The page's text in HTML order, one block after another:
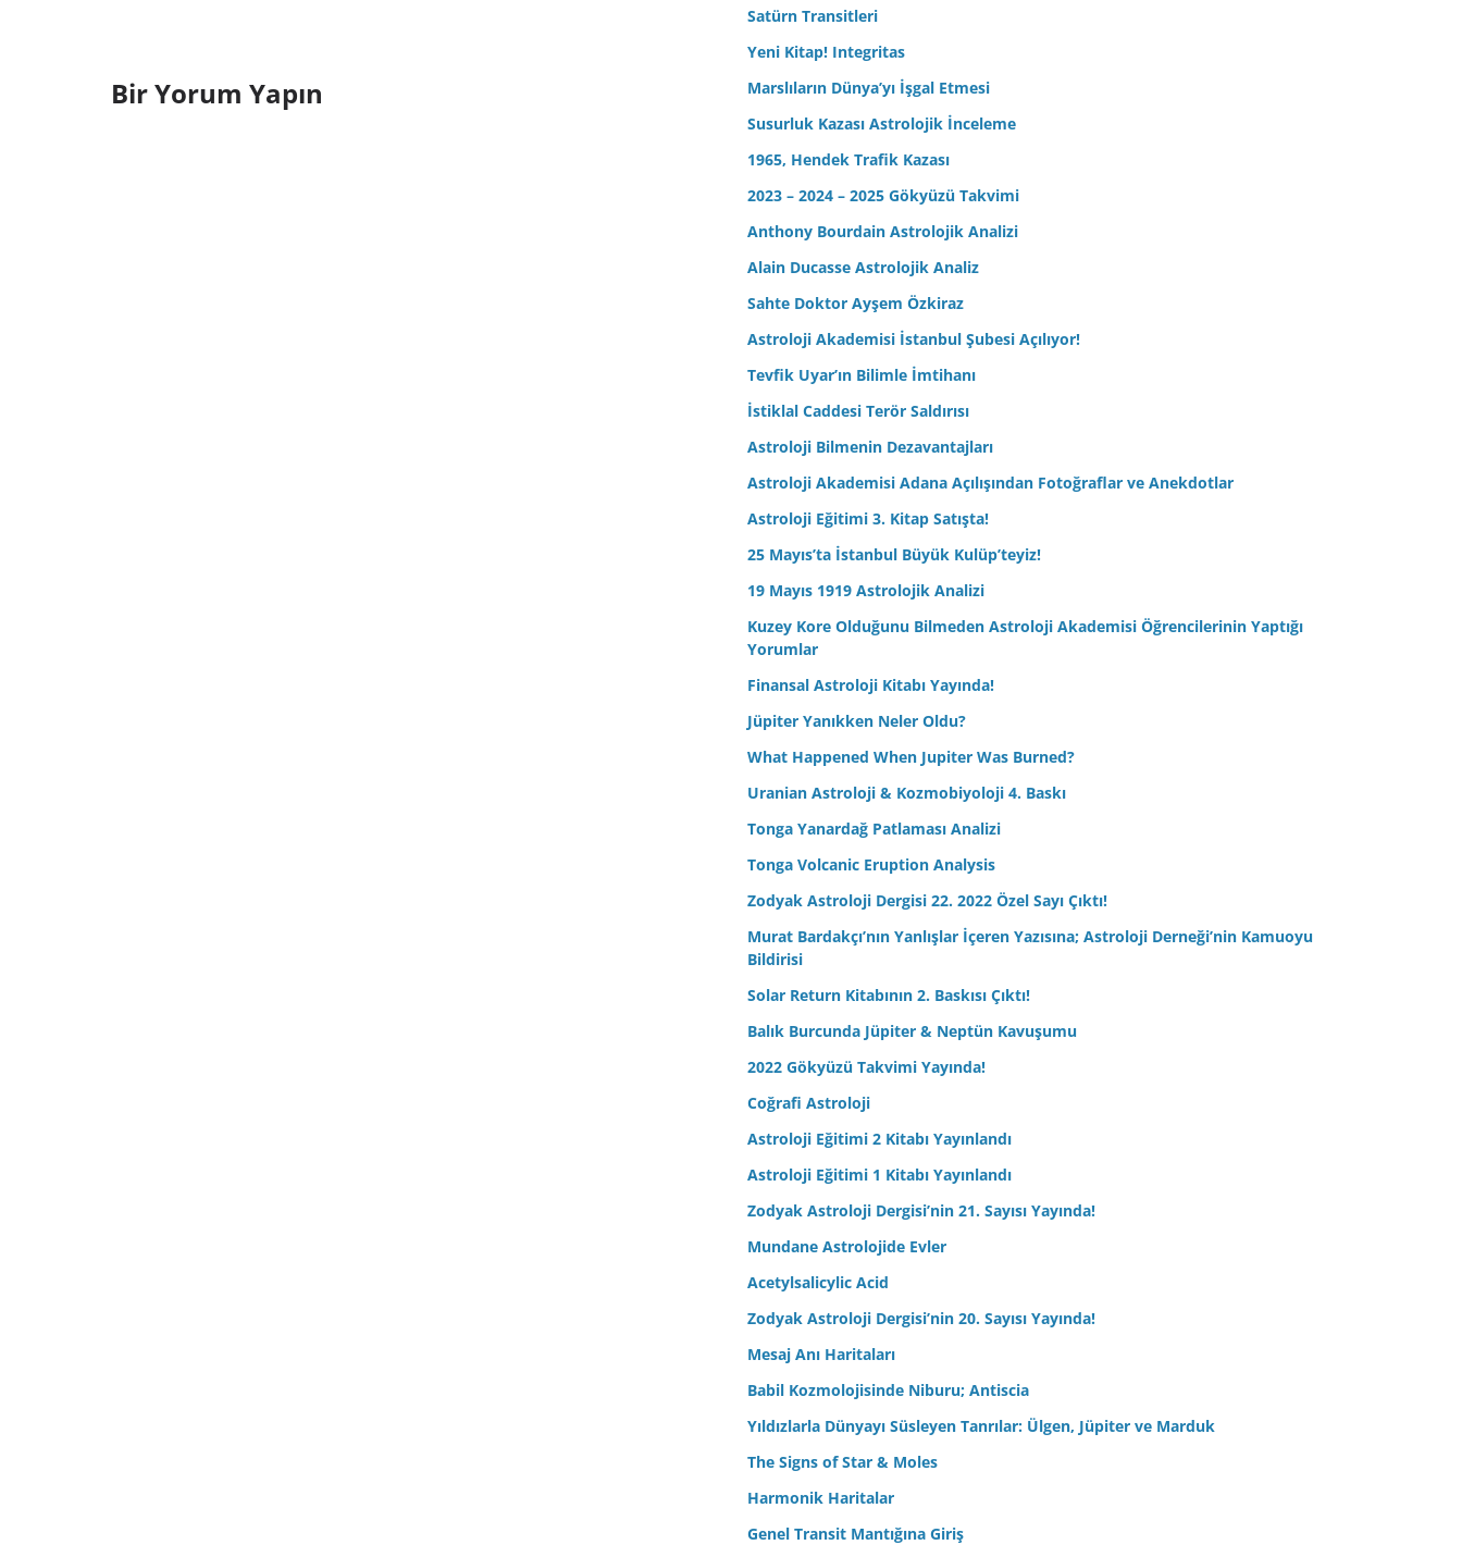
Bir Yorum Yapın
Satürn Transitleri
Yeni Kitap! Integritas
Marslıların Dünya’yı İşgal Etmesi
Susurluk Kazası Astrolojik İnceleme
1965, Hendek Trafik Kazası
2023 – 2024 – 2025 Gökyüzü Takvimi
Anthony Bourdain Astrolojik Analizi
Alain Ducasse Astrolojik Analiz
Sahte Doktor Ayşem Özkiraz
Astroloji Akademisi İstanbul Şubesi Açılıyor!
Tevfik Uyar’ın Bilimle İmtihanı
İstiklal Caddesi Terör Saldırısı
Astroloji Bilmenin Dezavantajları
Astroloji Akademisi Adana Açılışından Fotoğraflar ve Anekdotlar
Astroloji Eğitimi 3. Kitap Satışta!
25 Mayıs’ta İstanbul Büyük Kulüp’teyiz!
19 Mayıs 1919 Astrolojik Analizi
Kuzey Kore Olduğunu Bilmeden Astroloji Akademisi Öğrencilerinin Yaptığı
Yorumlar
Finansal Astroloji Kitabı Yayında!
Jüpiter Yanıkken Neler Oldu?
What Happened When Jupiter Was Burned?
Uranian Astroloji & Kozmobiyoloji 4. Baskı
Tonga Yanardağ Patlaması Analizi
Tonga Volcanic Eruption Analysis
Zodyak Astroloji Dergisi 22. 2022 Özel Sayı Çıktı!
Murat Bardakçı’nın Yanlışlar İçeren Yazısına; Astroloji Derneği’nin Kamuoyu
Bildirisi
Solar Return Kitabının 2. Baskısı Çıktı!
Balık Burcunda Jüpiter & Neptün Kavuşumu
2022 Gökyüzü Takvimi Yayında!
Coğrafi Astroloji
Astroloji Eğitimi 2 Kitabı Yayınlandı
Astroloji Eğitimi 1 Kitabı Yayınlandı
Zodyak Astroloji Dergisi’nin 21. Sayısı Yayında!
Mundane Astrolojide Evler
Acetylsalicylic Acid
Zodyak Astroloji Dergisi’nin 20. Sayısı Yayında!
Mesaj Anı Haritaları
Babil Kozmolojisinde Niburu; Antiscia
Yıldızlarla Dünyayı Süsleyen Tanrılar: Ülgen, Jüpiter ve Marduk
The Signs of Star & Moles
Harmonik Haritalar
Genel Transit Mantığına Giriş